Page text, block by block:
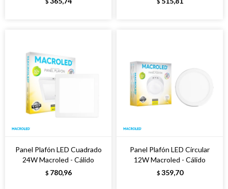
Panel Plafón LED Cuadrado
24W Macroled - Cálido
$ 780,96
Panel Plafón LED Circular
12W Macroled - Cálido
$ 359,70